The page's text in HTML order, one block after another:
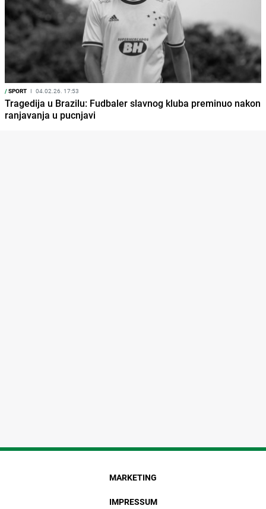
/SPORT I 04.02.26. 17:53
Tragedija u Brazilu: Fudbaler slavnog kluba preminuo nakon
ranjavanja u pucnjavi
MARKETING
IMPRESSUM